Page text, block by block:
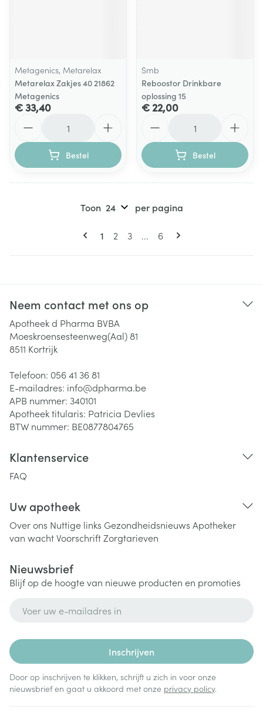
Metagenics, Metarelax
Metarelax Zakjes 40 21862
Metagenics
€ 33,40
Bestel
Smb
Reboostor Drinkbare
oplossing 15
€ 22,00
Bestel
Pagina's
U lees momenteel pagina
1 Pagina
2 Pagina
3 ... Pagina
6
Toon per pagina
Neem contact met ons op
Apotheek d Pharma BVBA
Moeskroensesteenweg(Aal) 81
8511 Kortrijk
Telefoon: 056 41 36 81
E-mailadres: info@dpharma.be
APB nummer: 340101
Apotheek titularis: Patricia Devlies
BTW nummer: BE0877804765
Klantenservice
FAQ
Uw apotheek
Over ons Nuttige links Gezondheidsnieuws Apotheker
van wachtVoorschriftZorgtarieven
Nieuwsbrief
Blijf op de hoogte van nieuwe producten en promoties
Inschrijven
Door op inschrijven te klikken, schrijft u zich in voor onze
nieuwsbrief en gaat u akkoord met onze privacy policy.